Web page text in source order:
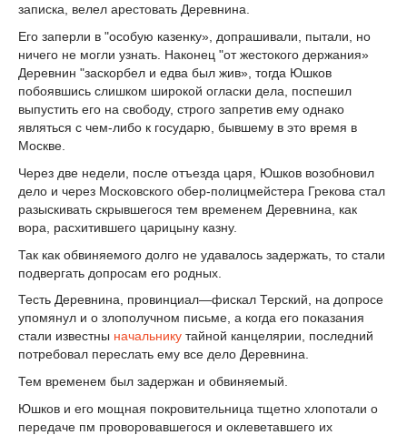
записка, велел арестовать Деревнина.
Его заперли в "особую казенку», допрашивали, пытали, но
ничего не могли узнать. Наконец "от жестокого держания»
Деревнин "заскорбел и едва был жив», тогда Юшков
побоявшись слишком широкой огласки дела, поспешил
выпустить его на свободу, строго запретив ему однако
являться с чем-либо к государю, бывшему в это время в
Москве.
Через две недели, после отъезда царя, Юшков возобновил
дело и через Московского обер-полицмейстера Грекова стал
разыскивать скрывшегося тем временем Деревнина, как
вора, расхитившего царицыну казну.
Так как обвиняемого долго не удавалось задержать, то стали
подвергать допросам его родных.
Тесть Деревнина, провинциал—фискал Терский, на допросе
упомянул и о злополучном письме, а когда его показания
стали известны начальнику тайной канцелярии, последний
потребовал переслать ему все дело Деревнина.
Тем временем был задержан и обвиняемый.
Юшков и его мощная покровительница тщетно хлопотали о
передаче пм проворовавшегося и оклеветавшего их